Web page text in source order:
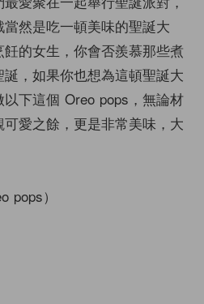
然是吃一頓美味的聖誕大
的女生，你會否羨慕那些煮
，如果你也想為這頓聖誕大
下這個 Oreo pops，無論材
愛之餘，更是非常美味，大
pops）